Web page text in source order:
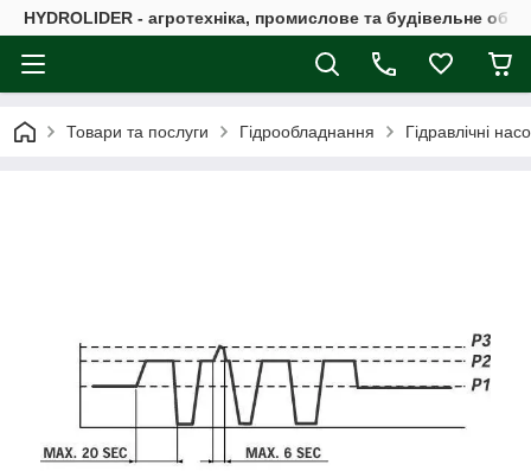
HYDROLIDER - агротехніка, промислове та будівельне
Товари та послуги Гідрообладнання Гідравлічні